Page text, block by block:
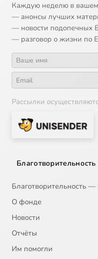
Каждую неделю в
— анонсы лучших
— новости подопечных
— разговор о жизни по
Рассылки
Благотворительность
Благотворительность
О фонде
Новости
Отчёты
Им помогли